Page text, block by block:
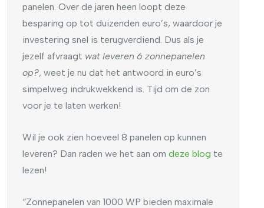
panelen. Over de jaren heen loopt deze
besparing op tot duizenden euro’s, waardoor je
investering snel is terugverdiend. Dus als je
jezelf afvraagt wat leveren 6 zonnepanelen
op?, weet je nu dat het antwoord in euro’s
simpelweg indrukwekkend is. Tijd om de zon
voor je te laten werken!
Wil je ook zien hoeveel 8 panelen op kunnen
leveren? Dan raden we het aan om deze blog te
lezen!
“Zonnepanelen van 1000 WP bieden maximale